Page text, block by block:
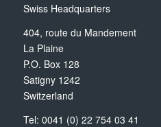
Swiss Headquarters
404, route du Mandement
La Plaine
P.O. Box 128
Satigny 1242
Switzerland
Tel: 0041 (0) 22 754 03 41